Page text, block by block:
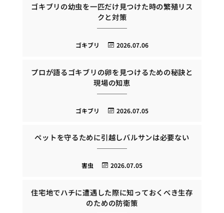
ゴキブリの幼虫を一匹だけ見つけた時の繁殖リス
クと対策
2026.07.06
ゴキブリ
プロが語るゴキブリの卵を見つけるための秘訣と
現場の知恵
2026.07.05
ゴキブリ
ペットを守るために引越しバルサンは必要ない
2026.07.05
害虫
住宅地でハチに遭遇した際に知っておくべき生存
のための防衛策